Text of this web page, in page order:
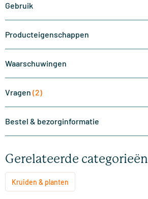
Gebruik
Producteigenschappen
Waarschuwingen
Vragen (2)
Bestel & bezorginformatie
Gerelateerde categorieën
Kruiden & planten